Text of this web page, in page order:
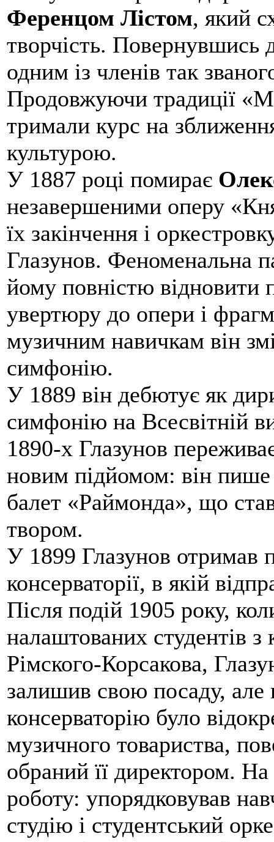
Ференцом Лістом, який
творчість. Повернувшись
одним із членів так
Продовжуючи традиції
тримали курс на
культурою.
У 1887 році помирає
незавершеними оперу
їх закінчення і
Глазунов. Феноменальна
йому повністю відновити
увертюру до опери і
музичним навичкам він
симфонію.
У 1889 він дебютує як
симфонію на Всесвітній
1890-х Глазунов
новим підйомом: він пише
балет «Раймонда», що
твором.
У 1899 Глазунов отримав
консерваторії, в якій
Після подій 1905 року,
налаштованих студентів з
Рімского-Корсакова,
залишив свою посаду, але
консерваторію було
музичного товариства,
обраний її директором. На
роботу: упорядковував
студію і студентський